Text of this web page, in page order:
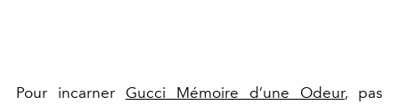
Pour incarner Gucci Mémoire d’une Odeur, pas